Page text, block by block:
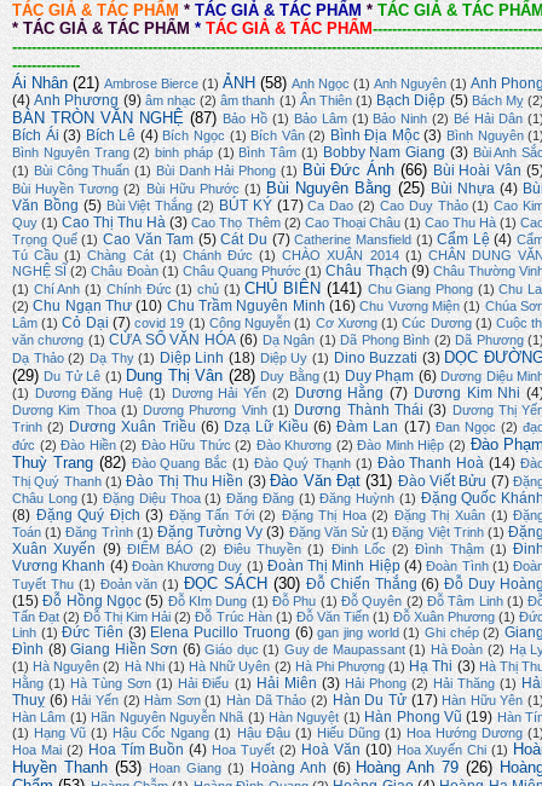
TÁC GIẢ & TÁC PHẨM * TÁC GIẢ & TÁC PHẨM * TÁC GIẢ & TÁC
* TÁC GIẢ & TÁC PHẨM * TÁC GIẢ & TÁC PHẨM-----------------------------------
--------------
Ái Nhân (21) Ambrose Bierce (1) ẢNH (58) Anh Ngọc (1) Anh Nguyên (1) Anh
(4) Anh Phương (9) âm nhạc (2) âm thanh (1) Ân Thiên (1) Bạch Diệp (5) Bách Mỵ
BÀN TRÒN VĂN NGHỆ (87) Bảo Hồ (1) Bảo Lâm (1) Bảo Ninh (2) Bé Hải Dân
Bích Ái (3) Bích Lê (4) Bích Ngọc (1) Bích Vân (2) Bình Địa Mộc (3) Bình Nguyên
Bình Nguyên Trang (2) binh pháp (1) Bình Tâm (1) Bobby Nam Giang (3) Bùi Anh
(1) Bùi Công Thuấn (1) Bùi Danh Hải Phong (1) Bùi Đức Ánh (66) Bùi Hoài Vân
Bùi Huyền Tương (2) Bùi Hữu Phước (1) Bùi Nguyên Bằng (25) Bùi Nhựa (4)
Văn Bồng (5) Bùi Việt Thắng (2) BÚT KÝ (17) Ca Dao (2) Cao Duy Thảo (1) Cao
Quy (1) Cao Thị Thu Hà (3) Cao Thọ Thêm (2) Cao Thoại Châu (1) Cao Thu Hà (1)
Trọng Quế (1) Cao Văn Tam (5) Cát Du (7) Catherine Mansfield (1) Cẩm Lệ (4)
Tú Cầu (1) Chàng Cát (1) Chánh Đức (1) CHÀO XUÂN 2014 (1) CHÂN DUNG
NGHỆ SĨ (2) Châu Đoàn (1) Châu Quang Phước (1) Châu Thạch (9) Châu Thường
(1) Chí Anh (1) Chính Đức (1) chủ (1) CHỦ BIÊN (141) Chu Giang Phong (1) Chu
(2) Chu Ngạn Thư (10) Chu Trầm Nguyên Minh (16) Chu Vương Miện (1) Chúa
Lâm (1) Cỏ Dại (7) covid 19 (1) Công Nguyễn (1) Cơ Xương (1) Cúc Dương (1) Cuộc
văn chương (1) CỬA SỔ VĂN HÓA (6) Dạ Ngân (1) Dã Phong Bình (2) Dã Phương
Dạ Thảo (2) Dạ Thy (1) Diệp Linh (18) Diệp Uy (1) Dino Buzzati (3) DỌC
(29) Du Tử Lê (1) Dung Thị Vân (28) Duy Bằng (1) Duy Phạm (6) Dương Diệu
(1)
Dương Đăng Huệ (1) Dương Hải Yến (2) Dương Hằng (7) Dương Kim Nhi
Dương Kim Thoa (1) Dương Phương Vinh (1) Dương Thành Thái (3) Dương Thị
Trinh (2) Dương Xuân Triều (6) Dzạ Lữ Kiều (6) Đàm Lan (17) Đan Ngọc (2)
đức (2) Đào Hiền (2) Đào Hữu Thức (2) Đào Khương (2) Đào Minh Hiệp (2) Đào
Thuỳ Trang (82) Đào Quang Bắc (1) Đào Quý Thạnh (1) Đào Thanh Hoà (14)
Thị Quý Thanh (1) Đào Thị Thu Hiền (3) Đào Văn Đạt (31) Đào Viết Bửu (7)
Châu Long (1) Đặng Diệu Thoa (1) Đăng Đăng (1) Đăng Huỳnh (1) Đặng Quốc
(8) Đặng Quý Địch (3) Đặng Tấn Tới (2) Đặng Thị Hoa (2) Đặng Thị Xuân (1)
Toán (1) Đăng Trình (1) Đặng Tường Vy (3) Đặng Văn Sử (1) Đặng Việt Trinh (1)
Xuân Xuyến (9) ĐIỂM BÁO (2) Điêu Thuyền (1) Đinh Lốc (2) Đình Thậm (1)
Vương Khanh (4) Đoàn Khương Duy (1) Đoàn Thị Minh Hiệp (4) Đoàn Tình (1)
Tuyết Thu (1) Đoản văn (1) ĐỌC SÁCH (30) Đỗ Chiến Thắng (6) Đỗ Duy
(15) Đỗ Hồng Ngọc (5) Đỗ KIm Dung (1) Đỗ Phu (1) Đỗ Quyên (2) Đỗ Tâm Linh (1)
Tấn Đạt (2) Đỗ Thị Kim Hải (2) Đỗ Trúc Hàn (1) Đỗ Văn Tiến (1) Đỗ Xuân Phương (1)
Linh (1) Đức Tiên (3) Elena Pucillo Truong (6) gan jing world (1) Ghi chép (2)
Đình (8) Giang Hiền Sơn (6) Giáo dục (1) Guy de Maupassant (1) Hà Đoàn (2) Hạ
(1) Hà Nguyên (2) Hà Nhi (1) Hà Nhữ Uyên (2) Hà Phi Phượng (1) Hạ Thi (3) Hà Thị
Hằng (1) Hà Tùng Sơn (1) Hải Điểu (1) Hải Miên (3) Hải Phong (2) Hải Thăng (1)
Thuỵ (6) Hải Yến (2) Hàm Sơn (1) Hàn Dã Thảo (2) Hàn Du Tử (17) Hàn Hữu Yên
Hàn Lâm (1) Hãn Nguyên Nguyễn Nhã (1) Hàn Nguyệt (1) Hàn Phong Vũ (19) Hàn
(1) Hạng Vũ (1) Hậu Cốc Ngang (1) Hậu Đậu (1) Hiếu Dũng (1) Hoa Hướng Dương
Hoa Mai (2) Hoa Tím Buồn (4) Hoa Tuyết (2) Hoà Văn (10) Hoa Xuyến Chi (1)
Huyền Thanh (53) Hoan Giang (1) Hoàng Anh (6) Hoàng Anh 79 (26)